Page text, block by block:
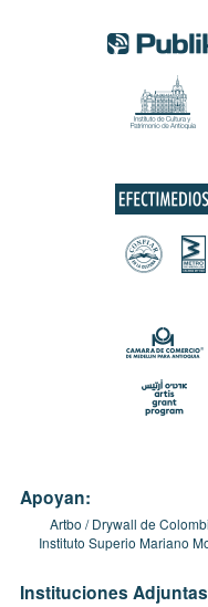
Apoyan:
Artbo Drywall de
Instituto Superio Mariano
Instituciones